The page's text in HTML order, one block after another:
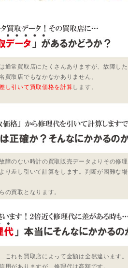
通常買取店にたくさんありますが、故障した
買取店でもなかなかありません。
し引いて買取価格を計算します。
障のない時計の買取販売データよりその修理
り差し引いて計算をします。判断が困難な場
の買取となります。
れも買取店によって金額は全然違います。
用がありますが、修理代は高額です。